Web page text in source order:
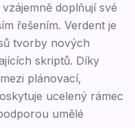
doplňují své
řešením. Verdent je
tvorby nových
skriptů. Díky
plánovací,
ucelený rámec
umělé